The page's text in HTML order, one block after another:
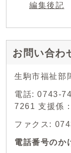
編集後記
お問い合わ
生駒市福祉部
電話: 0743-
7261 支援係
ファクス:
電話番号のか